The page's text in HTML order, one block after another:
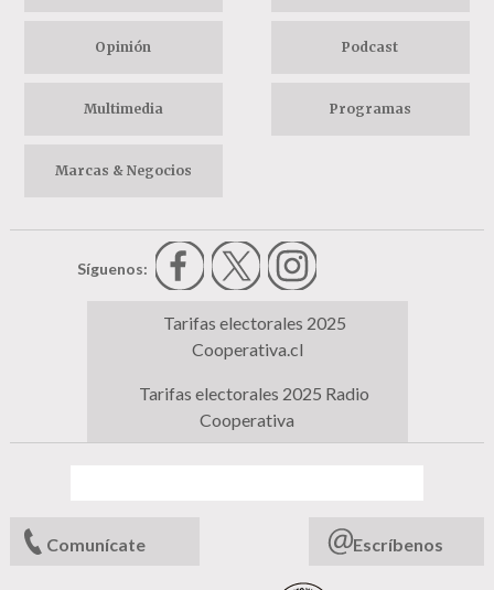
Opinión Podcast
Multimedia Programas
Marcas & Negocios
Síguenos:
Tarifas electorales 2025
Cooperativa.cl
Tarifas electorales 2025 Radio
Cooperativa
Comunícate Escríbenos